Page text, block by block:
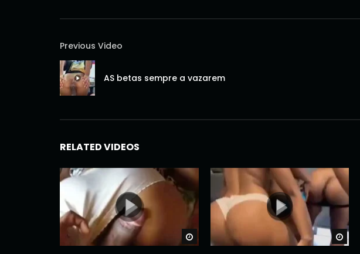
Previous Video
AS betas sempre a vazarem
RELATED VIDEOS
Watch Later